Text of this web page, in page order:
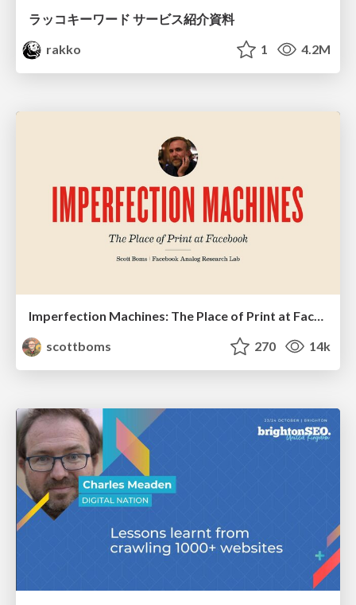
ラッコキーワード サービス紹介資料
rakko
1 4.2M
scottboms
270 14k